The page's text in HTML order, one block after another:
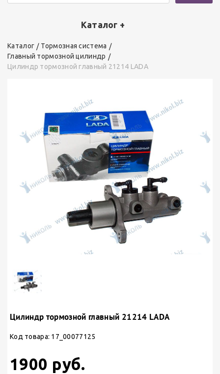
Каталог +
Каталог
Тормозная система
Главный тормозной цилиндр
Цилиндр тормозной главный 21214 LADA
Цилиндр тормозной главный 21214 LADA
Код товара: 17_00077125
1900 руб.